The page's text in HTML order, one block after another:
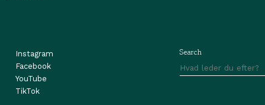
Instagram
Facebook
YouTube
TikTok
Search
Søg
efter: